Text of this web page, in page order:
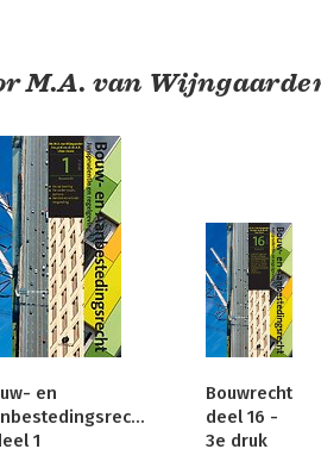
M.A. van
en
1
Bouwrecht
deel 16 -
3e druk